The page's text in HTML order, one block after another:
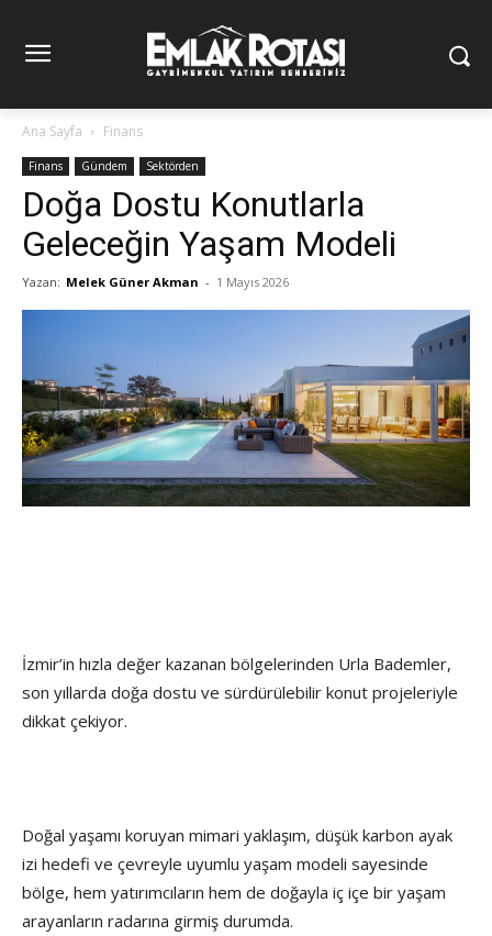
Ana Sayfa Finans
Finans Gündem Sektörden
Doğa Dostu Konutlarla
Geleceğin Yaşam Modeli
Yazan: Melek Güner Akman - 1 Mayıs 2026
İzmir’in hızla değer kazanan bölgelerinden Urla Bademler,
son yıllarda doğa dostu ve sürdürülebilir konut projeleriyle
dikkat çekiyor.
Doğal yaşamı koruyan mimari yaklaşım, düşük karbon ayak
izi hedefi ve çevreyle uyumlu yaşam modeli sayesinde
bölge, hem yatırımcıların hem de doğayla iç içe bir yaşam
arayanların radarına girmiş durumda.